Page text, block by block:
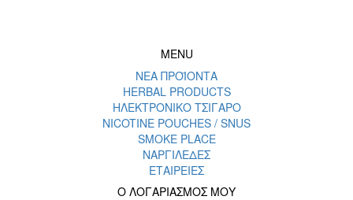
MENU
ΝΕΑ ΠΡΟΪΟΝΤΑ
HERBAL PRODUCTS
ΗΛΕΚΤΡΟΝΙΚΟ ΤΣΙΓΑΡΟ
NICOTINE POUCHES / SNUS
SMOKE PLACE
ΝΑΡΓΙΛΕΔΕΣ
ΕΤΑΙΡΕΙΕΣ
Ο ΛΟΓΑΡΙΑΣΜΟΣ ΜΟΥ